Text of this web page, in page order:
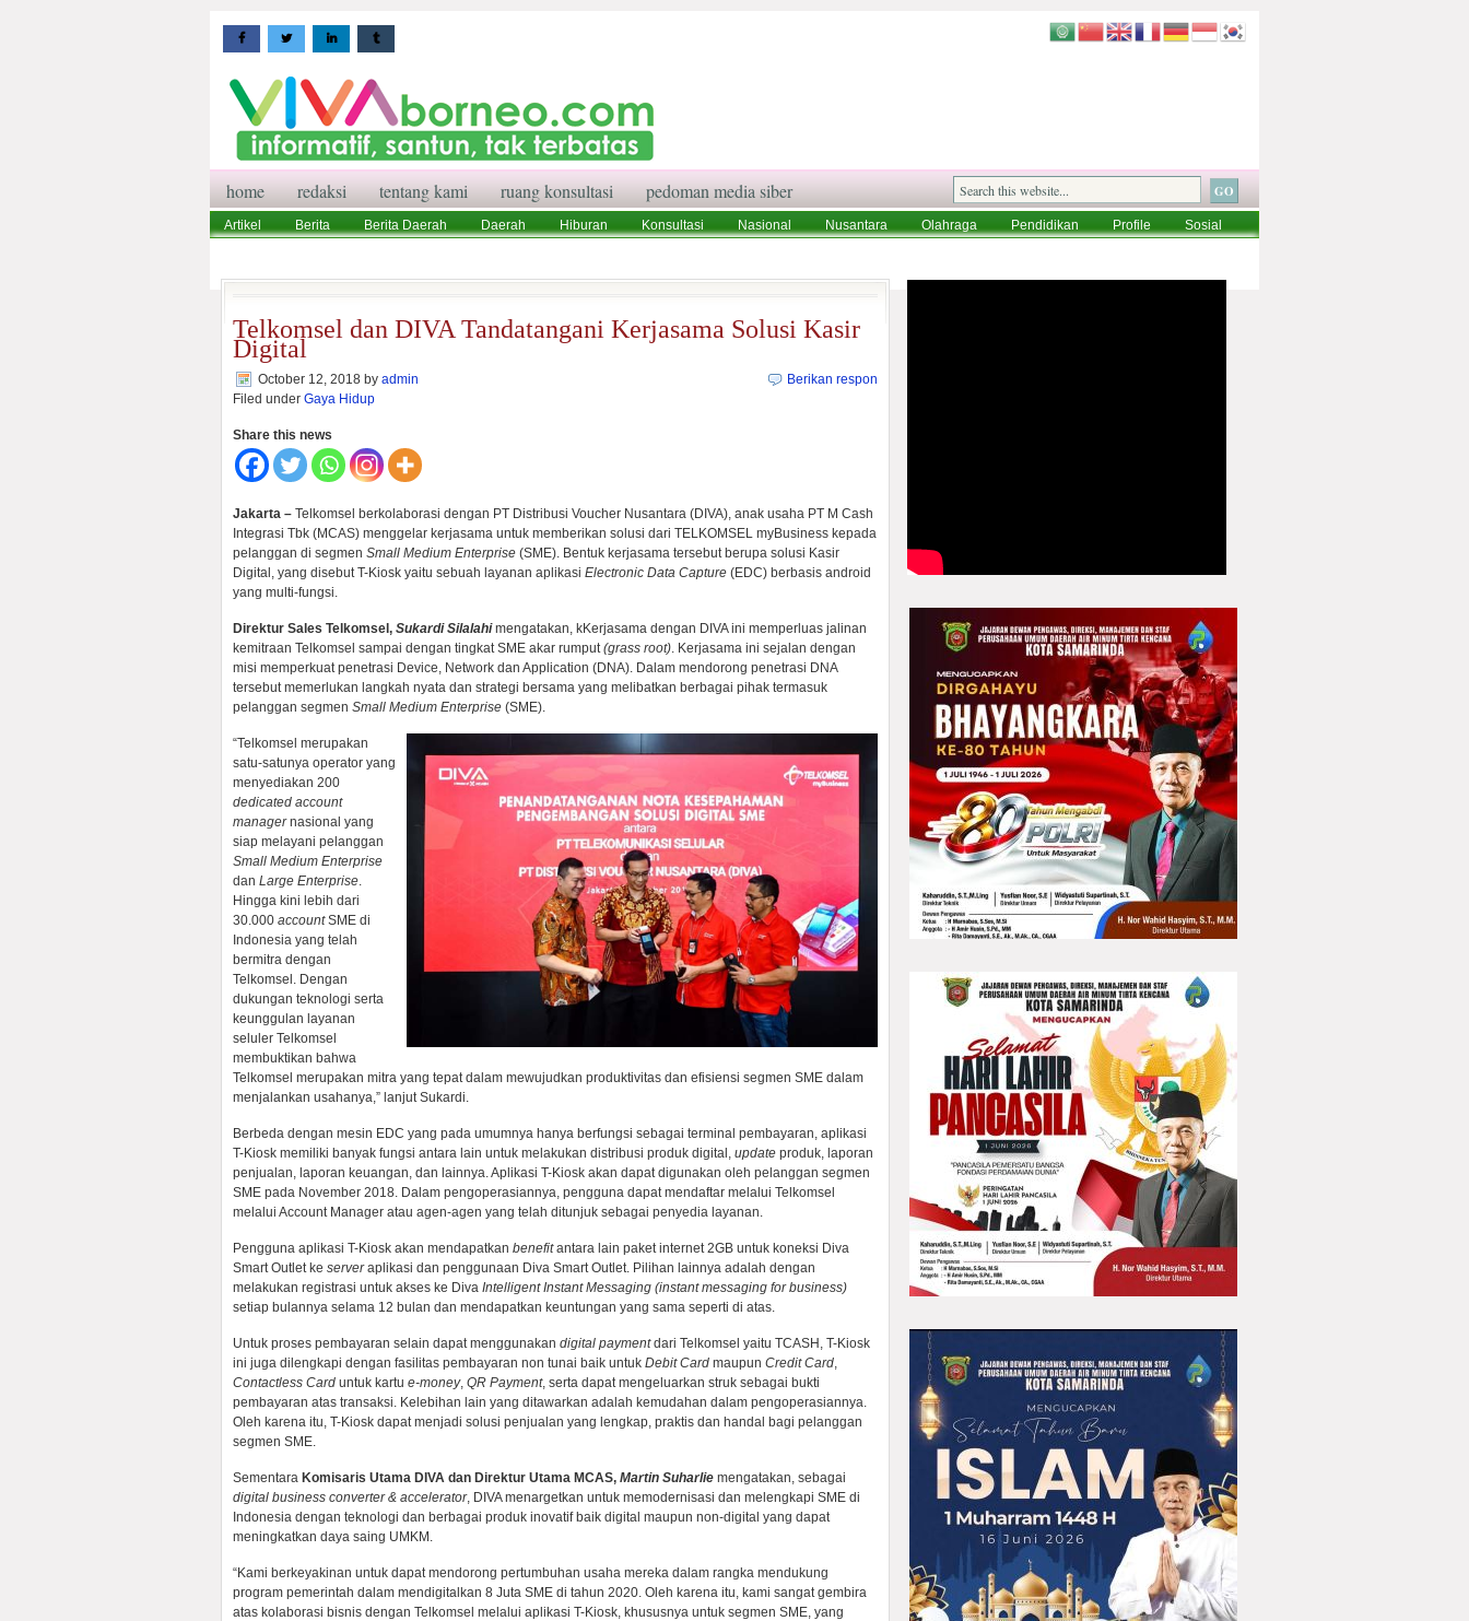
home redaksi tentang kami ruang konsultasi pedoman media siber
Artikel Berita Berita Daerah Daerah Hiburan Konsultasi Nasional Nusantara Olahraga Pendidikan Profile
Sosial
Telkomsel dan DIVA Tandatangani Kerjasama Solusi Kasir
Digital
October 12, 2018 by admin
Filed under Gaya Hidup
Berikan respon
Share this news
Jakarta – Telkomsel berkolaborasi dengan PT Distribusi Voucher Nusantara (DIVA), anak usaha PT M Cash
Integrasi Tbk (MCAS) menggelar kerjasama untuk memberikan solusi dari TELKOMSEL myBusiness kepada
pelanggan di segmen Small Medium Enterprise (SME). Bentuk kerjasama tersebut berupa solusi Kasir
Digital, yang disebut T-Kiosk yaitu sebuah layanan aplikasi Electronic Data Capture (EDC) berbasis android
yang multi-fungsi.
Direktur Sales Telkomsel, Sukardi Silalahimengatakan, kKerjasama dengan DIVA ini memperluas jalinan
kemitraan Telkomsel sampai dengan tingkat SME akar rumput(grass root). Kerjasama ini sejalan dengan
misi memperkuat penetrasi Device, Network dan Application (DNA). Dalam mendorong penetrasi DNA
tersebut memerlukan langkah nyata dan strategi bersama yang melibatkan berbagai pihak termasuk
pelanggan segmen Small Medium Enterprise (SME).
“Telkomsel merupakan
satu-satunya operator yang
menyediakan 200
dedicated account
managernasional yang
siap melayani pelanggan
Small Medium Enterprise
dan Large Enterprise.
Hingga kini lebih dari
30.000 accountSME di
Indonesia yang telah
bermitra dengan
Telkomsel. Dengan
dukungan teknologi serta
keunggulan layanan
seluler Telkomsel
membuktikan bahwa
Telkomsel merupakan mitra yang tepat dalam mewujudkan produktivitas dan efisiensi segmen SME dalam
menjalankan usahanya,” lanjut Sukardi.
Berbeda dengan mesin EDC yang pada umumnya hanya berfungsi sebagai terminal pembayaran, aplikasi
T-Kiosk memiliki banyak fungsi antara lain untuk melakukan distribusi produk digital, update produk, laporan
penjualan, laporan keuangan, dan lainnya. Aplikasi T-Kiosk akan dapat digunakan oleh pelanggan segmen
SME pada November 2018. Dalam pengoperasiannya, pengguna dapat mendaftar melalui Telkomsel
melalui Account Manager atau agen-agen yang telah ditunjuk sebagai penyedia layanan.
Pengguna aplikasi T-Kiosk akan mendapatkan benefitantara lain paket internet 2GB untuk koneksi Diva
Smart Outlet ke serveraplikasi dan penggunaan Diva Smart Outlet. Pilihan lainnya adalah dengan
melakukan registrasi untuk akses ke Diva Intelligent Instant Messaging (instant messaging for business)
setiap bulannya selama 12 bulan dan mendapatkan keuntungan yang sama seperti di atas.
Untuk proses pembayaran selain dapat menggunakan digital paymentdari Telkomsel yaitu TCASH, T-Kiosk
ini juga dilengkapi dengan fasilitas pembayaran non tunai baik untuk Debit Card maupun Credit Card,
Contactless Card untuk kartu e-money, QR Payment, serta dapat mengeluarkan struk sebagai bukti
pembayaran atas transaksi. Kelebihan lain yang ditawarkan adalah kemudahan dalam pengoperasiannya.
Oleh karena itu, T-Kiosk dapat menjadi solusi penjualan yang lengkap, praktis dan handal bagi pelanggan
segmen SME.
Sementara Komisaris Utama DIVA dan Direktur Utama MCAS, Martin Suharlie mengatakan, sebagai
digital business converter & accelerator, DIVA menargetkan untuk memodernisasi dan melengkapi SME di
Indonesia dengan teknologi dan berbagai produk inovatif baik digital maupun non-digital yang dapat
meningkatkan daya saing UMKM.
“Kami berkeyakinan untuk dapat mendorong pertumbuhan usaha mereka dalam rangka mendukung
program pemerintah dalam mendigitalkan 8 Juta SME di tahun 2020. Oleh karena itu, kami sangat gembira
atas kolaborasi bisnis dengan Telkomsel melalui aplikasi T-Kiosk, khususnya untuk segmen SME, yang